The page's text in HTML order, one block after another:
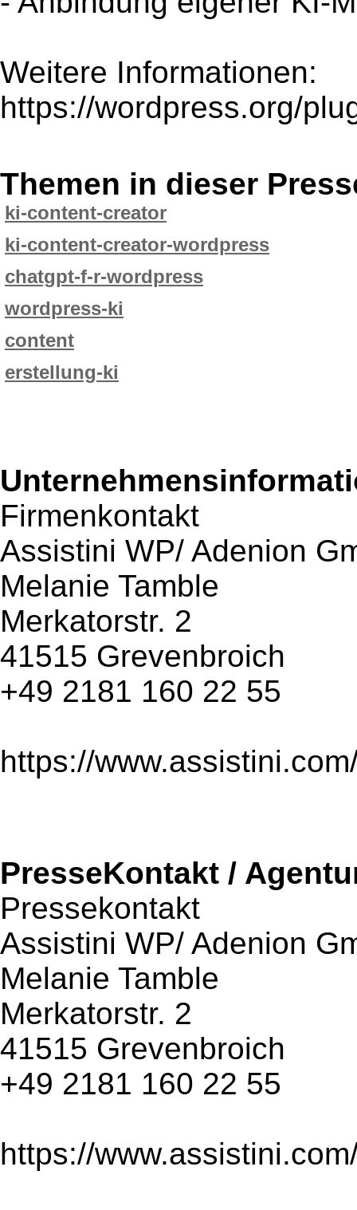
Weitere Informationen:
https://wordpress.org/
Themen in dieser
ki-content-creator
ki-content-creator-wordpress
chatgpt-f-r-wordpress
wordpress-ki
content
erstellung-ki
Firmenkontakt
Assistini WP/ Adenion
Melanie Tamble
Merkatorstr. 2
41515 Grevenbroich
+49 2181 160 22 55
https://
PresseKontakt /
Pressekontakt
Assistini WP/ Adenion
Melanie Tamble
Merkatorstr. 2
41515 Grevenbroich
+49 2181 160 22 55
https://